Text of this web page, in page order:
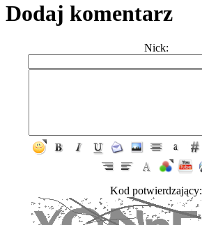
Dodaj komentarz
Nick:
Kod potwierdzający: